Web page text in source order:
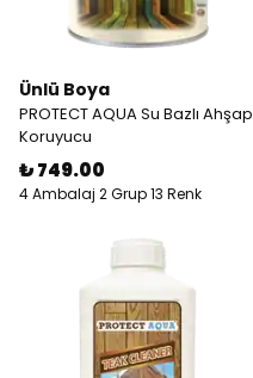
Ünlü Boya
PROTECT AQUA Su Bazlı Ahşap
Koruyucu
₺ 749.00
4 Ambalaj 2 Grup 13 Renk